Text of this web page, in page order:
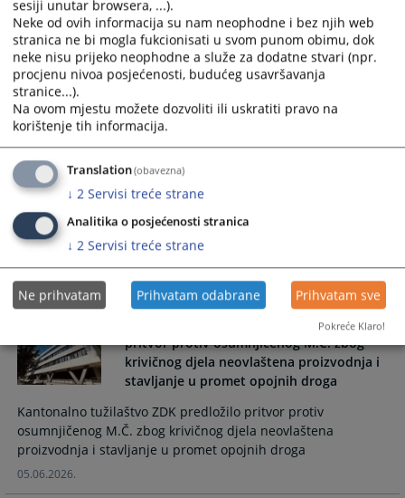
Uručena zlatna značka v.d. glavnog
tužioca KT ZDK na ceremoniji
obilježavanja Dana policije u F BiH
Uručena zlatna značka v.d. glavnog tužioca KT ZDK na
ceremoniji obilježavanja Dana policije u F BiH
01.07.2026.
Ispraćaj kantonalne tužiteljice Božičković
sutkinje Općinskog suda u Visokom
Ispraćaj kantonalne tužiteljice Božičković Andreje povodom
imenovanja na dužnost sutkinje Općinskog suda u Visokom
01.07.2026.
Kantonalno tužilaštvo ZDK predložilo
pritvor protiv osumnjičenog M.Č. zbog
krivičnog djela neovlaštena proizvodnja i
stavljanje u promet opojnih droga
Kantonalno tužilaštvo ZDK predložilo pritvor protiv
osumnjičenog M.Č. zbog krivičnog djela neovlaštena
proizvodnja i stavljanje u promet opojnih droga
05.06.2026.
sesiji unutar browsera, ...).
Neke od ovih informacija su nam neophodne i bez njih web
stranica ne bi mogla fukcionisati u svom punom obimu, dok
neke nisu prijeko neophodne a služe za dodatne stvari (npr.
procjenu nivoa posjećenosti, budućeg usavršavanja
stranice...).
Na ovom mjestu možete dozvoliti ili uskratiti pravo na
korištenje tih informacija.
Translation(obavezna)
↓ 2 Servisi treće strane
Analitika o posjećenosti stranica
↓ 2 Servisi treće strane
Ne prihvatam Prihvatam odabrane Prihvatam sve
Pokreće Klaro!